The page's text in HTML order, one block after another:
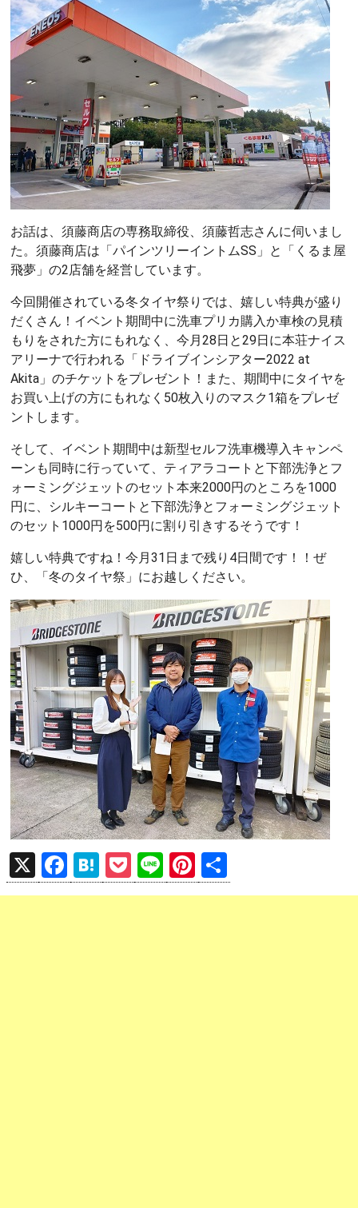
お話は、須藤商店の専務取締役、須藤哲志さんに伺いまし
た。須藤商店は「パインツリーイントムSS」と「くるま屋
飛夢」の2店舗を経営しています。
今回開催されている冬タイヤ祭りでは、嬉しい特典が盛り
だくさん！イベント期間中に洗車プリカ購入か車検の見積
もりをされた方にもれなく、今月28日と29日に本荘ナイス
アリーナで行われる「ドライブインシアター2022 at
Akita」のチケットをプレゼント！また、期間中にタイヤを
お買い上げの方にもれなく50枚入りのマスク1箱をプレゼ
ントします。
そして、イベント期間中は新型セルフ洗車機導入キャンペ
ーンも同時に行っていて、ティアラコートと下部洗浄とフ
ォーミングジェットのセット本来2000円のところを1000
円に、シルキーコートと下部洗浄とフォーミングジェット
のセット1000円を500円に割り引きするそうです！
嬉しい特典ですね！今月31日まで残り4日間です！！ぜ
ひ、「冬のタイヤ祭」にお越しください。
X
F
a
H
at
P
o
Li
n
Pi
nt 有